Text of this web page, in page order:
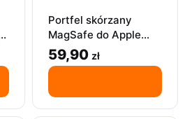
Portfel skórzany
MagSafe do Apple
iPhone 15 14 13 12 pro
max plus mini
59,90 zł